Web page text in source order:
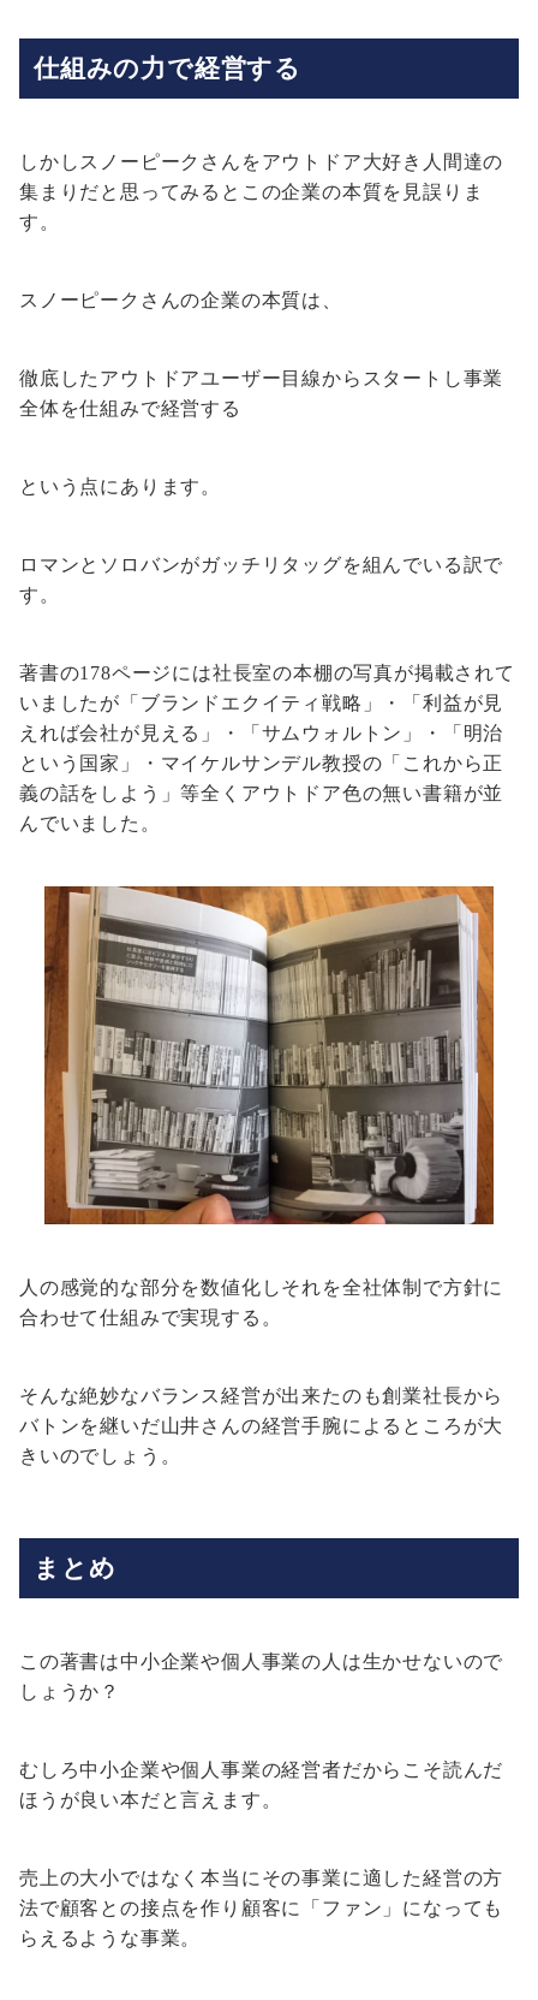
仕組みの力で経営する
しかしスノーピークさんをアウトドア大好き人間達の
集まりだと思ってみるとこの企業の本質を見誤りま
す。
スノーピークさんの企業の本質は、
徹底したアウトドアユーザー目線からスタートし事業
全体を仕組みで経営する
という点にあります。
ロマンとソロバンがガッチリタッグを組んでいる訳で
す。
著書の178ページには社長室の本棚の写真が掲載されて
いましたが「ブランドエクイティ戦略」・「利益が見
えれば会社が見える」・「サムウォルトン」・「明治
という国家」・マイケルサンデル教授の「これから正
義の話をしよう」等全くアウトドア色の無い書籍が並
んでいました。
人の感覚的な部分を数値化しそれを全社体制で方針に
合わせて仕組みで実現する。
そんな絶妙なバランス経営が出来たのも創業社長から
バトンを継いだ山井さんの経営手腕によるところが大
きいのでしょう。
まとめ
この著書は中小企業や個人事業の人は生かせないので
しょうか？
むしろ中小企業や個人事業の経営者だからこそ読んだ
ほうが良い本だと言えます。
売上の大小ではなく本当にその事業に適した経営の方
法で顧客との接点を作り顧客に「ファン」になっても
らえるような事業。